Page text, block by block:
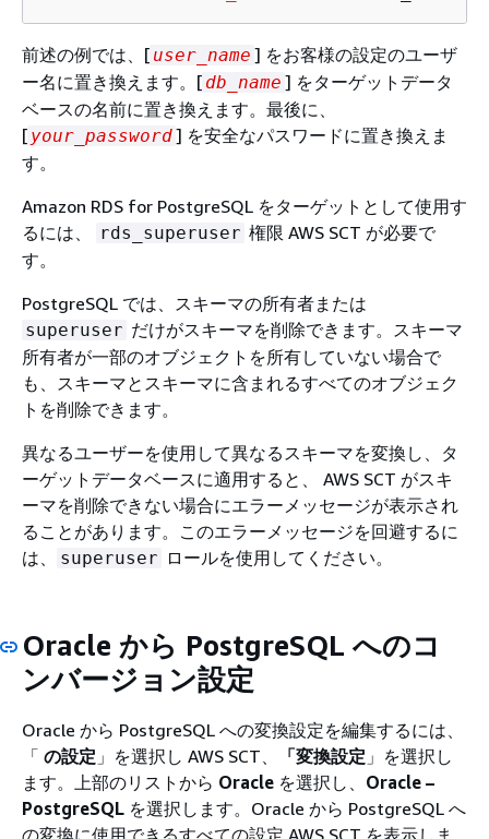
前述の例では、[ user_name ] をお客様の設定のユーザ
ー名に置き換えます。[ db_name ] をターゲットデータ
ベースの名前に置き換えます。最後に、
[ your_password] を安全なパスワードに置き換えま
す。
Amazon RDS for PostgreSQL をターゲットとして使用す
るには、
rds_superuser 権限 AWS SCT が必要で
す。
PostgreSQL では、スキーマの所有者または
superuser だけがスキーマを削除できます。スキーマ
所有者が一部のオブジェクトを所有していない場合で
も、スキーマとスキーマに含まれるすべてのオブジェク
トを削除できます。
異なるユーザーを使用して異なるスキーマを変換し、タ
ーゲットデータベースに適用すると、 AWS SCT がスキ
ーマを削除できない場合にエラーメッセージが表示され
ることがあります。このエラーメッセージを回避するに
は、
superuser ロールを使用してください。
Oracle から PostgreSQL へのコ
ンバージョン設定
Oracle から PostgreSQL への変換設定を編集するには、
「 の設定 」を選択し AWS SCT、 「変換設定 」を選択し
ます。上部のリストから Oracle を選択し、 Oracle –
PostgreSQL を選択します。Oracle から PostgreSQL へ
の変換に使用できるすべての設定 AWS SCT を表示しま